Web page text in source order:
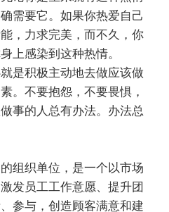
需要它。如果你热爱自己
，力求完美，而不久，你
上感染到这种热情。
是积极主动地去做应该做
。不要抱怨，不要畏惧，
事的人总有办法。办法总
组织单位，是一个以市场
发员工工作意愿、提升团
参与，创造顾客满意和建